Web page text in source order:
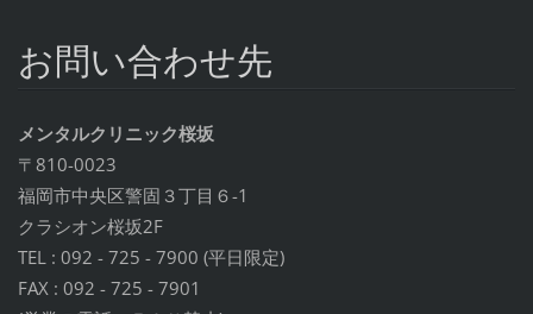
お問い合わせ先
メンタルクリニック桜坂
〒810-0023
福岡市中央区警固３丁目６-1
クラシオン桜坂2F
TEL : 092 - 725 - 7900 (平日限定)
FAX : 092 - 725 - 7901